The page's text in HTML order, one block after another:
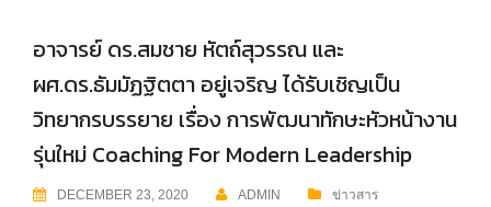
อาจารย์ ดร.สมชาย หัตถ์สุวรรณ และ
ผศ.ดร.ธัมมัฏฐิตตา อยู่เจริญ ได้รับเชิญเป็น
วิทยากรบรรยาย เรื่อง การพัฒนาทักษะหัวหน้างาน
รุ่นใหม่ Coaching For Modern Leadership
DECEMBER 23, 2020 ADMIN ข่าวสาร